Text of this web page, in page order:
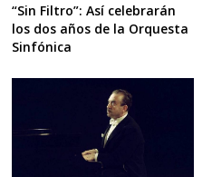
“Sin Filtro”: Así celebrarán
los dos años de la Orquesta
Sinfónica